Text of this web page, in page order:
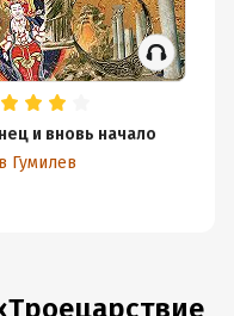
и вновь начало
Гумилев